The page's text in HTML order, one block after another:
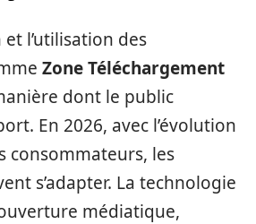
l’utilisation des
Zone Téléchargement
dont le public
En 2026, avec l’évolution
consommateurs, les
s’adapter. La technologie
médiatique,